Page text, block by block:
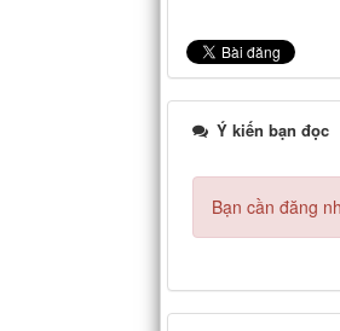
Ý kiến bạn đọc
Bạn cần đăng